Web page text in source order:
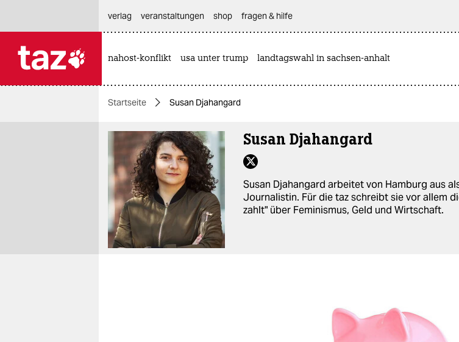
themen
politik
öko
gesellschaft
kultur
sport
verlag
veranstaltungen shop fragen & hilfe
nahost-konflikt usa unter trump landtagswahl in sachsen-anhalt
Startseite Susan Djahangard
Susan Djahangard
Susan Djahangard arbeitet von Hamburg aus
Journalistin. Für die taz schreibt sie vor allem
zahlt" über Feminismus, Geld und Wirtschaft.